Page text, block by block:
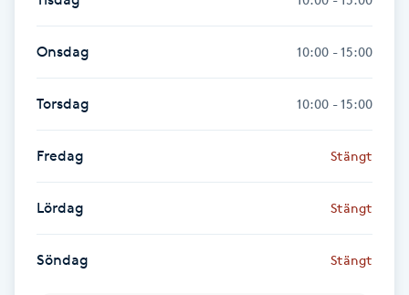
Friskvård
Friskvårdsmassage
Frisör
Funktionsanalys
Färgning
Onsdag 10:00 - 15:00
Torsdag 10:00 - 15:00
Fredag Stängt
Lördag Stängt
Söndag Stängt